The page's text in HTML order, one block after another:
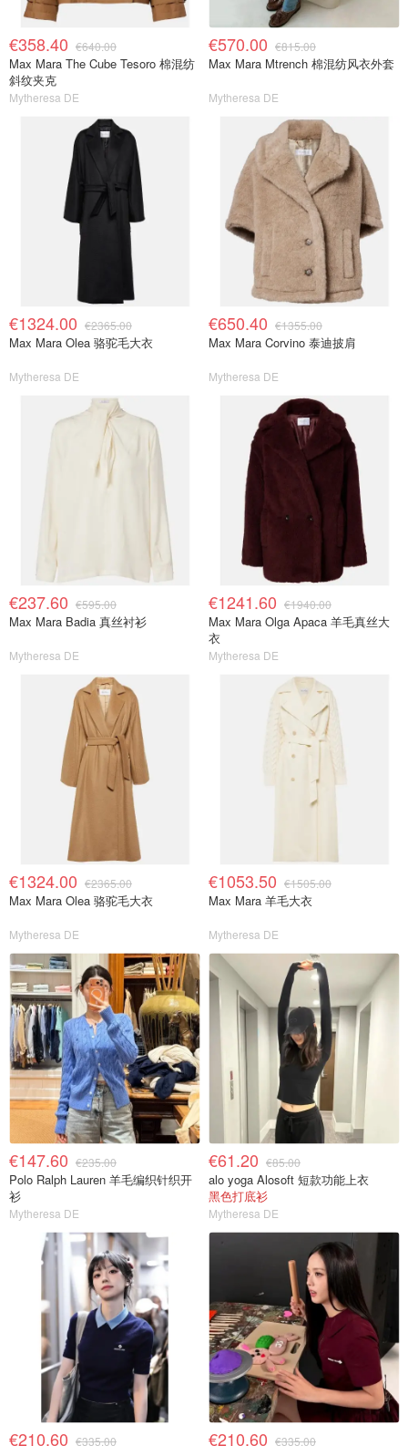
€358.40 €640.00
Max Mara The Cube Tesoro 棉混纺
斜纹夹克
Mytheresa DE
€570.00 €815.00
Max Mara Mtrench 棉混纺风衣外套
Mytheresa DE
€1324.00 €2365.00
Max Mara Olea 骆驼毛大衣
Mytheresa DE
€650.40 €1355.00
Max Mara Corvino 泰迪披肩
Mytheresa DE
€237.60 €595.00
Max Mara Badia 真丝衬衫
Mytheresa DE
€1241.60 €1940.00
Max Mara Olga Apaca 羊毛真丝大
衣
Mytheresa DE
€1324.00 €2365.00
Max Mara Olea 骆驼毛大衣
Mytheresa DE
€1053.50 €1505.00
Max Mara 羊毛大衣
Mytheresa DE
€147.60 €235.00
Polo Ralph Lauren 羊毛编织针织开
衫
Mytheresa DE
€61.20 €85.00
alo yoga Alosoft 短款功能上衣
黑色打底衫
Mytheresa DE
€210.60 €335.00 €210.60 €335.00